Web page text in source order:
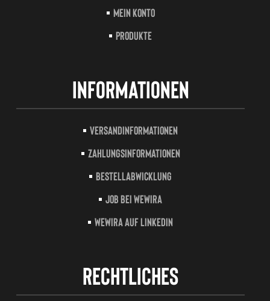
Mein Konto
Produkte
Informationen
Versandinformationen
Zahlungsinformationen
Bestellabwicklung
Job bei Wewira
Wewira auf LinkedIn
Rechtliches